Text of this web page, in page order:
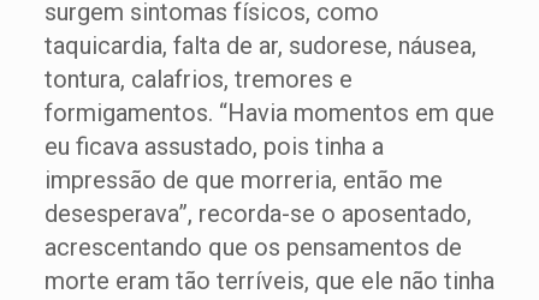
surgem sintomas físicos, como
taquicardia, falta de ar, sudorese, náusea,
tontura, calafrios, tremores e
formigamentos. “Havia momentos em que
eu ficava assustado, pois tinha a
impressão de que morreria, então me
desesperava”, recorda-se o aposentado,
acrescentando que os pensamentos de
morte eram tão terríveis, que ele não tinha